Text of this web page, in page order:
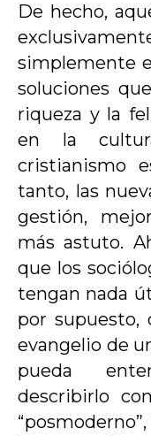
De hecho,
simplemente
soluciones
riqueza y la
en la
cristianismo
tanto, las
gestión,
más astuto.
que los
tengan nada
por supuesto,
evangelio de
pueda
describirlo